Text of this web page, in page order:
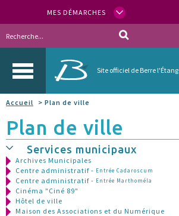
MES DÉMARCHES
Site officiel de Berre l'Étang
Accueil > Plan de ville
Plan de ville
Services municipaux
Archives Municipales
Centre administratif - Entrée Cadaroscum
Centre administratif - Entrée Marthoméla
Cinéma "Ciné 89"
Hôtel de ville
Maison des Associations et du Numérique